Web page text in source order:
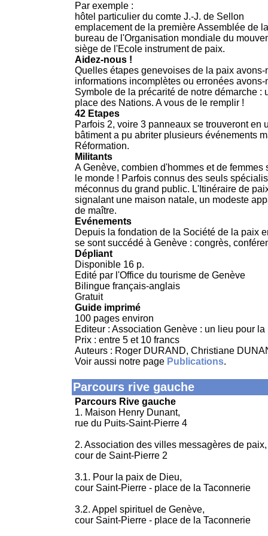
Par exemple :
hôtel particulier du comte J.-J. de Sellon
emplacement de la première Assemblée de
bureau de l'Organisation mondiale du
siège de l'Ecole instrument de paix.
Aidez-nous !
Quelles étapes genevoises de la paix
informations incomplètes ou erronées
Symbole de la précarité de notre démarche :
place des Nations. A vous de le remplir !
42 Etapes
Parfois 2, voire 3 panneaux se trouveront en
bâtiment a pu abriter plusieurs événements
Réformation.
Militants
A Genève, combien d'hommes et de
le monde ! Parfois connus des seuls
méconnus du grand public. L'Itinéraire de
signalant une maison natale, un modeste
de maître.
Evénements
Depuis la fondation de la Société de la paix
se sont succédé à Genève : congrès,
Dépliant
Disponible 16 p.
Edité par l'Office du tourisme de Genève
Bilingue français-anglais
Gratuit
Guide imprimé
100 pages environ
Editeur : Association Genève : un lieu pour la
Prix : entre 5 et 10 francs
Auteurs : Roger DURAND, Christiane
Voir aussi notre page Publications.
Parcours rive gauche
Parcours Rive gauche
1. Maison Henry Dunant,
rue du Puits-Saint-Pierre 4
2. Association des villes messagères de paix,
cour de Saint-Pierre 2
3.1. Pour la paix de Dieu,
cour Saint-Pierre - place de la Taconnerie
3.2. Appel spirituel de Genève,
cour Saint-Pierre - place de la Taconnerie